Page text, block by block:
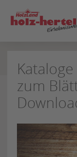
Zum
Seiteninhalt
zum